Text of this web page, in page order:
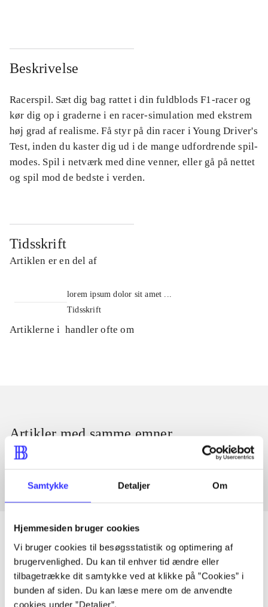
Samtykke Detaljer Om
Hjemmesiden bruger cookies
Vi bruger cookies til besøgsstatistik og optimering af
brugervenlighed. Du kan til enhver tid ændre eller
tilbagetrække dit samtykke ved at klikke på ”Cookies” i
bunden af siden. Du kan læse mere om de anvendte
cookies under ”Detaljer”.
Beskrivelse
Racerspil. Sæt dig bag rattet i din fuldblods F1-racer og
kør dig op i graderne i en racer-simulation med ekstrem
høj grad af realisme. Få styr på din racer i Young Driver's
Test, inden du kaster dig ud i de mange udfordrende spil-
modes. Spil i netværk med dine venner, eller gå på nettet
og spil mod de bedste i verden.
Tidsskrift
Artiklen er en del af
lorem ipsum dolor sit amet ...
Tidsskrift
Artiklerne i handler ofte om
Artikler med samme emner
Fra
Artikler
Alle registrerede artikler fordelt på udgivelser